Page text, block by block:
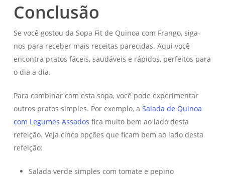
Conclusão
Se você gostou da Sopa Fit de Quinoa com Frango, siga-
nos para receber mais receitas parecidas. Aqui você
encontra pratos fáceis, saudáveis e rápidos, perfeitos para
o dia a dia.
Para combinar com esta sopa, você pode experimentar
outros pratos simples. Por exemplo, a Salada de Quinoa
com Legumes Assados fica muito bem ao lado desta
refeição. Veja cinco opções que ficam bem ao lado desta
refeição:
Salada verde simples com tomate e pepino